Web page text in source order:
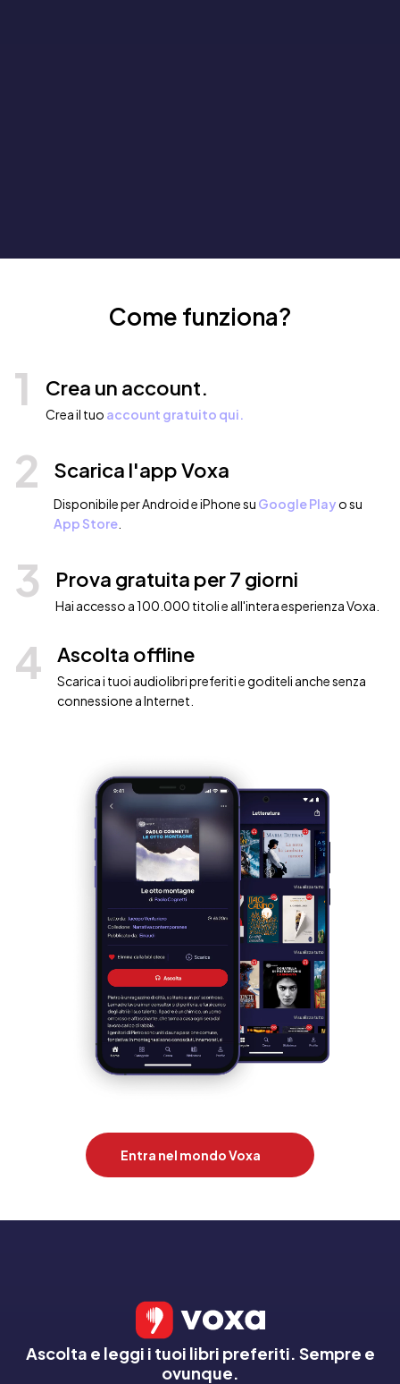
Come funziona?
1 Crea un account.
Crea il tuo account gratuito qui.
2 Scarica l'app Voxa
Disponibile per Android e iPhone su Google Playo su
App Store
3 Prova gratuita per 7 giorni
Hai accesso a 100.000 titoli e all'intera esperienza Voxa.
4 Ascolta offline
Scarica i tuoi audiolibri preferiti e goditeli anche senza
connessione a Internet.
Entra nel mondo Voxa
Ascolta e leggi i tuoi libri preferiti. Sempre e
ovunque.